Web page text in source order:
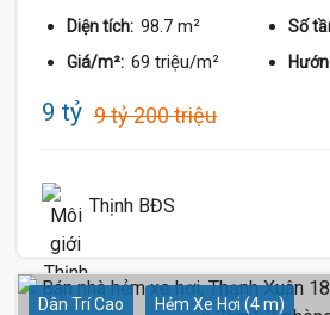
Diện tích: 98.7 m² Số
Giá/m²: 69 triệu/m²
9 tỷ 9 tỷ 200 triệu
Thịnh BĐS
Dân Trí Cao Hẻm Xe Hơi (4 m)